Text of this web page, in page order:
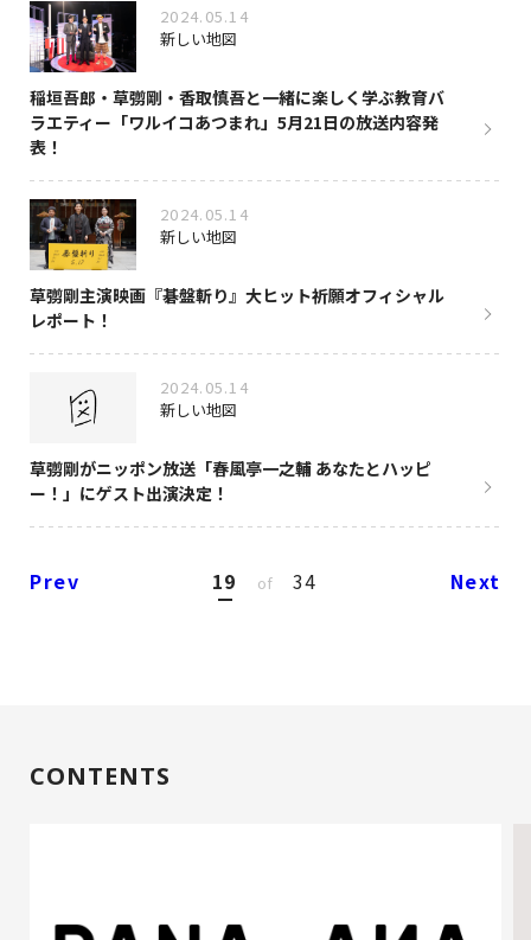
2024.05.14
新しい地図
稲垣吾郎・草彅剛・香取慎吾と一緒に楽しく学ぶ教育バ
ラエティー「ワルイコあつまれ」5月21日の放送内容発
表！
2024.05.14
新しい地図
草彅剛主演映画『碁盤斬り』大ヒット祈願オフィシャル
レポート！
2024.05.14
新しい地図
草彅剛がニッポン放送「春風亭一之輔 あなたとハッピ
ー！」にゲスト出演決定！
Prev 19 of 34 Next
CONTENTS